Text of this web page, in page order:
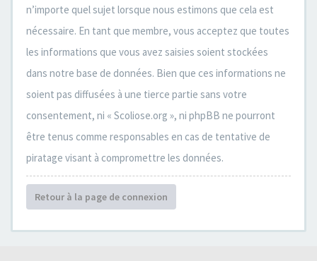
n’importe quel sujet lorsque nous estimons que cela est
nécessaire. En tant que membre, vous acceptez que toutes
les informations que vous avez saisies soient stockées
dans notre base de données. Bien que ces informations ne
soient pas diffusées à une tierce partie sans votre
consentement, ni « Scoliose.org », ni phpBB ne pourront
être tenus comme responsables en cas de tentative de
piratage visant à compromettre les données.
Retour à la page de connexion